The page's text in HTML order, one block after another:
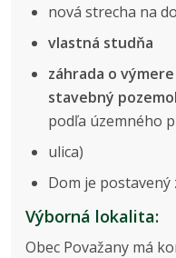
nová strecha na
vlastná studňa
záhrada o výmere
stavebný
podľa územného
ulica)
Dom je postavený
Výborná lokalita:
Obec Považany má